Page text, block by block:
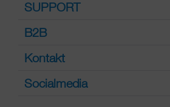
SUPPORT
B2B
Kontakt
Socialmedia